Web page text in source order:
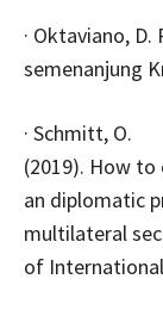
· Oktaviano,
semenanjung
· Schmitt, O.
(2019). How to
an diplomatic
multilateral
of